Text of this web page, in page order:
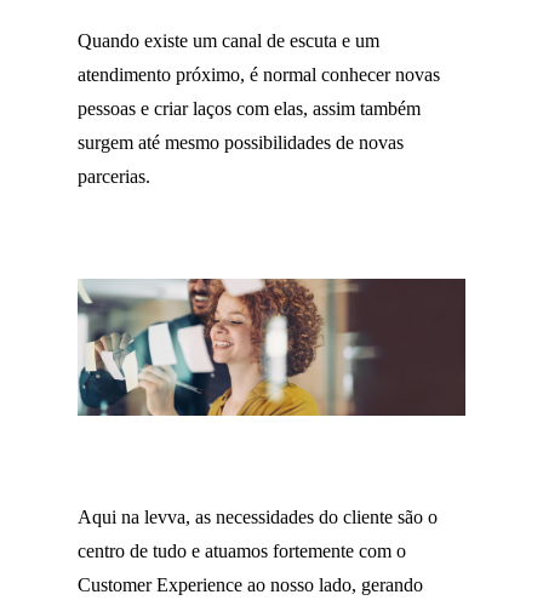
Quando existe um canal de escuta e um
atendimento próximo, é normal conhecer novas
pessoas e criar laços com elas, assim também
surgem até mesmo possibilidades de novas
parcerias.
Aqui na levva, as necessidades do cliente são o
centro de tudo e atuamos fortemente com o
Customer Experience ao nosso lado, gerando